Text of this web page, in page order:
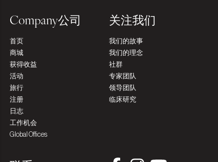
Company公司
首页
商城
获得收益
活动
旅行
注册
日志
工作机会
Global Offices
关注我们
我们的故事
我们的理念
社群
专家团队
领导团队
临床研究